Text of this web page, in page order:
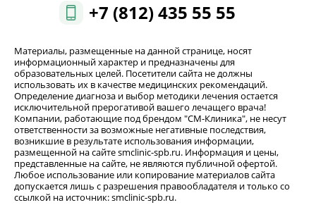
+7 (812) 435 55 55
Материалы, размещенные на данной странице, носят
информационный характер и предназначены для
образовательных целей. Посетители сайта не должны
использовать их в качестве медицинских рекомендаций.
Определение диагноза и выбор методики лечения остается
исключительной прерогативой вашего лечащего врача!
Компании, работающие под брендом "СМ-Клиника", не несут
ответственности за возможные негативные последствия,
возникшие в результате использования информации,
размещенной на сайте smclinic-spb.ru. Информация и цены,
представленные на сайте, не являются публичной офертой.
Любое использование или копирование материалов сайта
допускается лишь с разрешения правообладателя и только со
ссылкой на источник: smclinic-spb.ru.